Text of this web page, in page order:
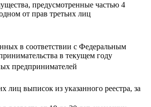
предусмотренные частью 4
от прав третьих лиц
в соответствии с Федеральным
в текущем году
предпринимателей
лиц выписок из указанного реестра, за